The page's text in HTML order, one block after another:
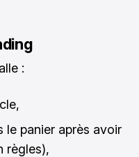
:
le panier après avoir
règles),